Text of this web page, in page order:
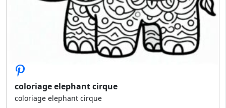
coloriage elephant cirque
coloriage elephant cirque